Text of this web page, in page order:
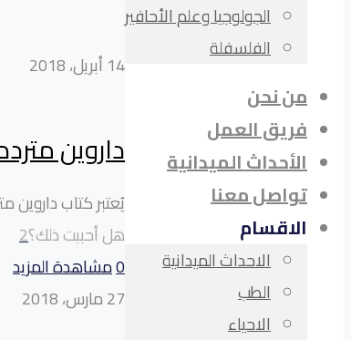
الجولوجيا وعلم الأحافير
الفلسفلة
من نحن
فريق العمل
الأحداث الميدانية
تواصل معنا
الاقسام
الاحداث الميدانية
الطب
الاحياء
14 أبريل، 2018
داروين
يُعتبر كتاب
هل أحببت ذلك؟2
0مشاهدة المزيد
27 مارس، 2018